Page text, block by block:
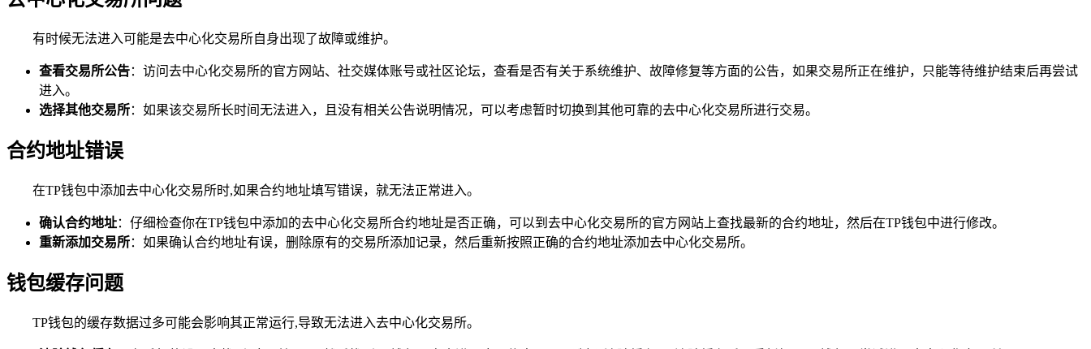
有时候无法进入可能是去中心化交易所自身出现了故障或维护。
查看交易所公告：访问去中心化交易所的官方网站、社交媒体账号或社区论坛，查看是否有关于系统维护、故障修复等方面的公告，如果交易所正在维护，只能等待维护结束后再尝试
进入。
选择其他交易所：如果该交易所长时间无法进入，且没有相关公告说明情况，可以考虑暂时切换到其他可靠的去中心化交易所进行交易。
合约地址错误
在TP钱包中添加去中心化交易所时,如果合约地址填写错误，就无法正常进入。
确认合约地址：仔细检查你在TP钱包中添加的去中心化交易所合约地址是否正确，可以到去中心化交易所的官方网站上查找最新的合约地址，然后在TP钱包中进行修改。
重新添加交易所：如果确认合约地址有误，删除原有的交易所添加记录，然后重新按照正确的合约地址添加去中心化交易所。
钱包缓存问题
TP钱包的缓存数据过多可能会影响其正常运行,导致无法进入去中心化交易所。